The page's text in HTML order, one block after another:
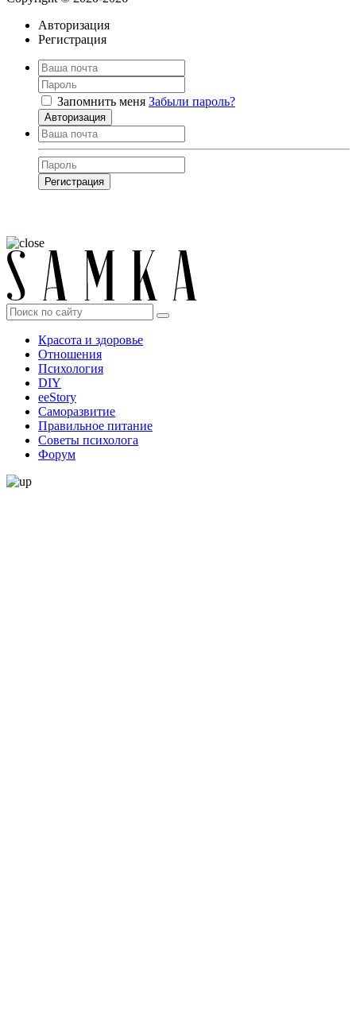
Авторизация
Регистрация
Запомнить меня Забыли пароль?
Авторизация
Регистрация
Красота и здоровье
Отношения
Психология
DIY
ееStory
Саморазвитие
Правильное питание
Советы психолога
Форум